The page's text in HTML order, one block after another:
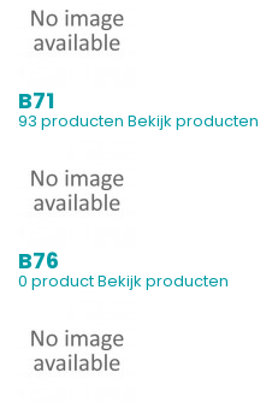
B71
93 producten Bekijk producten
B76
0 productBekijk producten